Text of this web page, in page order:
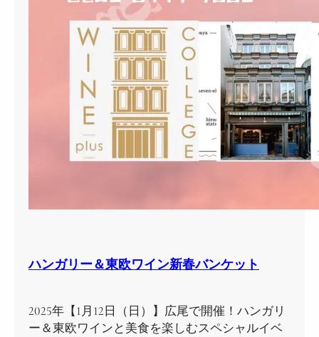
ハンガリー＆東欧ワイン新春バンケット
2025年【1月12日（日）】広尾で開催！ハンガリ
ー＆東欧ワインと美食を楽しむスペシャルイベ